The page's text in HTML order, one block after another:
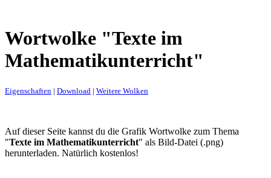
Wortwolke "Texte im
Mathematikunterricht"
Eigenschaften | Download | Weitere Wolken
Auf dieser Seite kannst du die Grafik Wortwolke zum Thema
"Texte im Mathematikunterricht" als Bild-Datei (.png)
herunterladen. Natürlich kostenlos!